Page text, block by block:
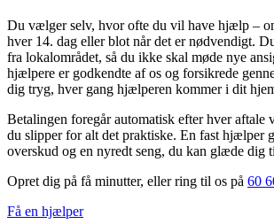
Du vælger selv, hvor ofte du vil have hjælp –
hver 14. dag eller blot når det er nødvendigt.
fra lokalområdet, så du ikke skal møde nye
hjælpere er godkendte af os og forsikrede
dig tryg, hver gang hjælperen kommer i dit
Betalingen foregår automatisk efter hver aftale
du slipper for alt det praktiske. En fast hjælper
overskud og en nyredt seng, du kan glæde dig
Opret dig på få minutter, eller ring til os på 60
Få en hjælper